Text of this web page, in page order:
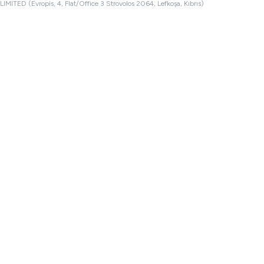
LIMITED (Evropis, 4, Flat/Office 3 Strovolos 2064, Lefkoşa, Kıbrıs)